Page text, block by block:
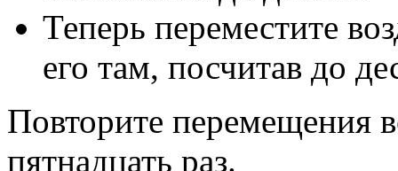
Теперь переместите
его там, посчитав до
Повторите перемещения
пятнадцать раз.